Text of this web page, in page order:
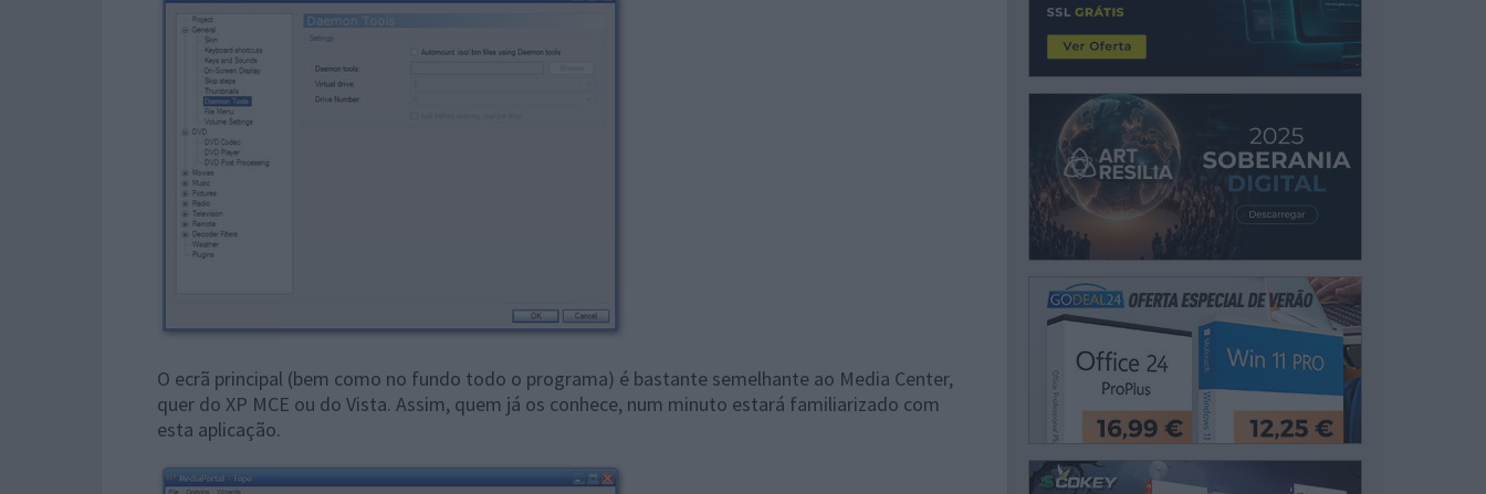
O ecrã principal (bem como no fundo todo o programa) é bastante semelhante ao Media Center,
quer do XP MCE ou do Vista. Assim, quem já os conhece, num minuto estará familiarizado com
esta aplicação.